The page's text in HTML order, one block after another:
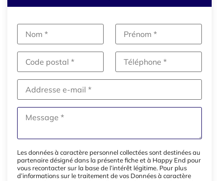
Les données à caractère personnel collectées sont destinées au
partenaire désigné dans la présente fiche et à Happy End pour
vous recontacter sur la base de l’intérêt légitime. Pour plus
d’informations sur le traitement de vos Données à caractère